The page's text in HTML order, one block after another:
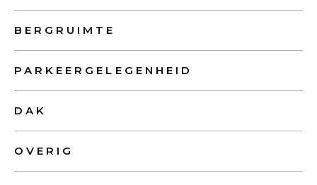
BERGRUIMTE
PARKEERGELEGENHEID
DAK
OVERIG